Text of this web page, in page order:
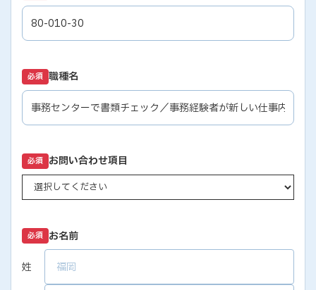
必須 職種名
必須 お問い合わせ項目
必須 お名前
姓